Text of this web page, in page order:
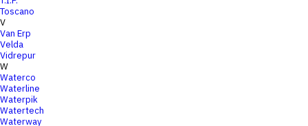
Toscano
V
Van Erp
Velda
Vidrepur
W
Waterco
Waterline
Waterpik
Watertech
Waterway